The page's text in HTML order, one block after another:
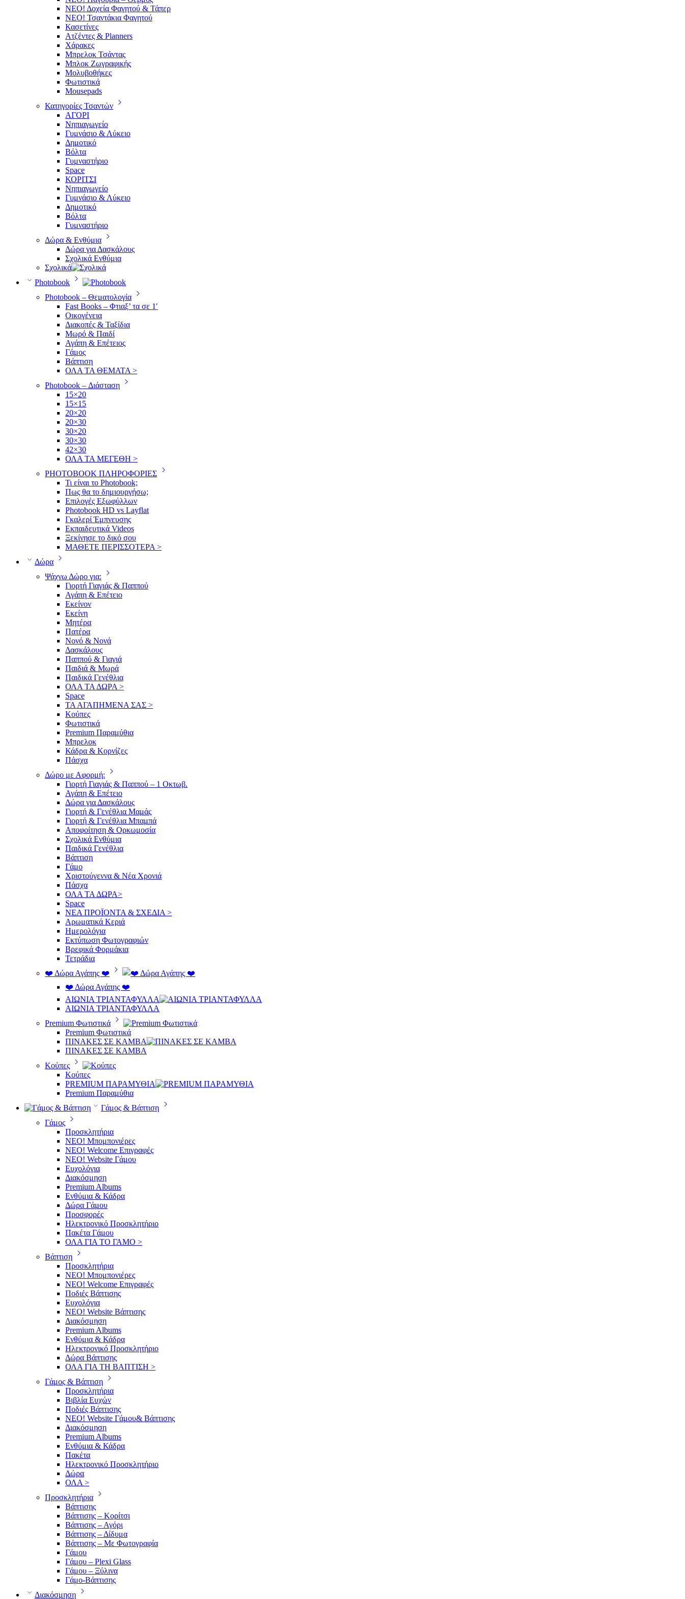
ΝΕΟ! Δοχεία Φαγητού & Τάπερ
ΝΕΟ! Τσαντάκια Φαγητού
Κασετίνες
Ατζέντες & Planners
Χάρακες
Μπρελοκ Τσάντας
Μπλοκ Ζωγραφικής
Μολυβοθήκες
Φωτιστικά
Mousepads
Κατηγορίες Τσαντών
ΑΓΟΡΙ
Νηπιαγωγείο
Γυμνάσιο & Λύκειο
Δημοτικό
Βόλτα
Γυμναστήριο
Space
ΚΟΡΙΤΣΙ
Νηπιαγωγείο
Γυμνάσιο & Λύκειο
Δημοτικό
Βόλτα
Γυμναστήριο
Δώρα & Ενθύμια
Δώρα για Δασκάλους
Σχολικά Ενθύμια
Σχολικά
Photobook
Photobook – Θεματολογία
Fast Books – Φτιαξ’ τα σε 1′
Οικογένεια
Διακοπές & Ταξίδια
Μωρό & Παιδί
Αγάπη & Επέτειος
Γάμος
Βάπτιση
ΟΛΑ ΤΑ ΘΕΜΑΤΑ >
Photobook – Διάσταση
15×20
15×15
20×20
20×30
30×20
30×30
42×30
ΟΛΑ ΤΑ ΜΕΓΕΘΗ >
PHOTOBOOK ΠΛΗΡΟΦΟΡΙΕΣ
Τι είναι το Photobook;
Πως θα το δημιουργήσω;
Επιλογές Εξωφύλλων
Photobook HD vs Layflat
Γκαλερί Έμπνευσης
Εκπαιδευτικά Videos
Ξεκίνησε το δικό σου
ΜΑΘΕΤΕ ΠΕΡΙΣΣΟΤΕΡΑ >
Δώρα
Ψάχνω Δώρο για:
Γιορτή Γιαγιάς & Παππού
Αγάπη & Επέτειο
Εκείνον
Εκείνη
Μητέρα
Πατέρα
Νονό & Νονά
Δασκάλους
Παππού & Γιαγιά
Παιδιά & Μωρά
Παιδικά Γενέθλια
ΟΛΑ ΤΑ ΔΩΡΑ >
Space
ΤΑ ΑΓΑΠΗΜΕΝΑ ΣΑΣ >
Κούπες
Φωτιστικά
Premium Παραμύθια
Μπρελοκ
Κάδρα & Κορνίζες
Πάσχα
Δώρο με Αφορμή:
Γιορτή Γιαγιάς & Παππού – 1 Οκτωβ.
Αγάπη & Επέτειο
Δώρα για Δασκάλους
Γιορτή & Γενέθλια Μαμάς
Γιορτή & Γενέθλια Μπαμπά
Αποφοίτηση & Ορκωμοσία
Σχολικά Ενθύμια
Παιδικά Γενέθλια
Βάπτιση
Γάμο
Χριστούγεννα & Νέα Χρονιά
Πάσχα
ΟΛΑ ΤΑ ΔΩΡΑ>
Space
ΝΕΑ ΠΡΟΪΟΝΤΑ & ΣΧΕΔΙΑ >
Αρωματικά Κεριά
Ημερολόγια
Εκτύπωση Φωτογραφιών
Βρεφικά Φορμάκια
Τετράδια
❤️ Δώρα Αγάπης ❤️
❤️ Δώρα Αγάπης ❤️
ΑΙΩΝΙΑ ΤΡΙΑΝΤΑΦΥΛΛΑ
ΑΙΩΝΙΑ ΤΡΙΑΝΤΑΦΥΛΛΑ
Premium Φωτιστικά
Premium Φωτιστικά
ΠΙΝΑΚΕΣ ΣΕ ΚΑΜΒΑ
ΠΙΝΑΚΕΣ ΣΕ ΚΑΜΒΑ
Κούπες
Κούπες
PREMIUM ΠΑΡΑΜΥΘΙΑ
Premium Παραμύθια
Γάμος & Βάπτιση
Γάμος
Προσκλητήρια
ΝΕΟ! Μπομπονιέρες
NEO! Welcome Επιγραφές
ΝΕΟ! Website Γάμου
Ευχολόγια
Διακόσμηση
Premium Albums
Ενθύμια & Κάδρα
Δώρα Γάμου
Προσφορές
Ηλεκτρονικό Προσκλητήριο
Πακέτα Γάμου
ΟΛΑ ΓΙΑ ΤΟ ΓΑΜΟ >
Βάπτιση
Προσκλητήρια
ΝΕΟ! Μπομπονιέρες
NEO! Welcome Επιγραφές
Ποδιές Βάπτισης
Ευχολόγια
ΝΕΟ! Website Βάπτισης
Διακόσμηση
Premium Albums
Ενθύμια & Κάδρα
Ηλεκτρονικό Προσκλητήριο
Δώρα Βάπτισης
ΟΛΑ ΓΙΑ ΤΗ ΒΑΠΤΙΣΗ >
Γάμος & Βάπτιση
Προσκλητήρια
Βιβλία Ευχών
Ποδιές Βάπτισης
ΝΕΟ! Website Γάμου& Βάπτισης
Διακόσμηση
Premium Albums
Ενθύμια & Κάδρα
Πακέτα
Ηλεκτρονικό Προσκλητήριο
Δώρα
ΟΛΑ >
Προσκλητήρια
Βάπτισης
Βάπτισης – Κορίτσι
Βάπτισης – Αγόρι
Βάπτισης – Δίδυμα
Βάπτισης – Με Φωτογραφία
Γάμου
Γάμου – Plexi Glass
Γάμου – Ξύλινα
Γάμο-Βάπτισης
Διακόσμηση